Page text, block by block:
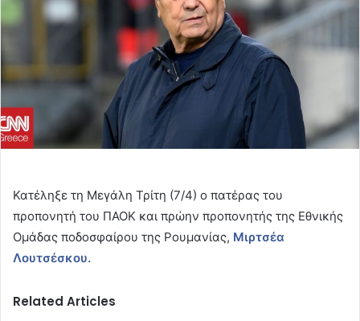
Κατέληξε τη Μεγάλη Τρίτη (7/4) ο πατέρας του
προπονητή του ΠΑΟΚ και πρώην προπονητής της Εθνικής
Ομάδας ποδοσφαίρου της Ρουμανίας, Μιρτσέα
Λουτσέσκου.
Related Articles